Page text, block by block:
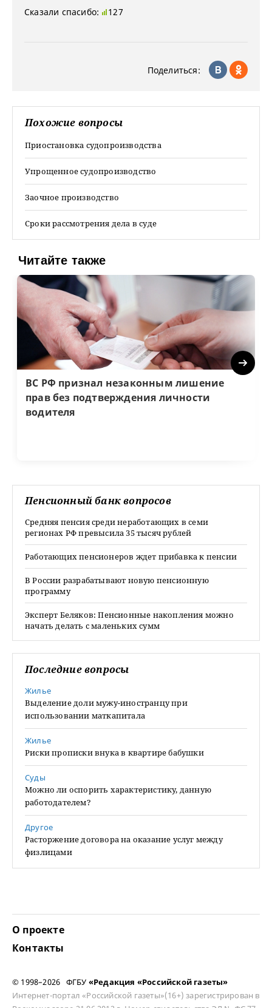
Сказали спасибо: 127
Поделиться:
Похожие вопросы
Приостановка судопроизводства
Упрощенное судопроизводство
Заочное производство
Сроки рассмотрения дела в суде
Читайте также
ВС РФ признал незаконным лишение
прав без подтверждения личности
водителя
Next
Пенсионный банк вопросов
Средняя пенсия среди неработающих в семи
регионах РФ превысила 35 тысяч рублей
Работающих пенсионеров ждет прибавка к пенсии
В России разрабатывают новую пенсионную
программу
Эксперт Беляков: Пенсионные накопления можно
начать делать с маленьких сумм
Последние вопросы
Жилье
Выделение доли мужу-иностранцу при
использовании маткапитала
Жилье
Риски прописки внука в квартире бабушки
Суды
Можно ли оспорить характеристику, данную
работодателем?
Другое
Расторжение договора на оказание услуг между
физлицами
О проекте
Контакты
© 1998–2026 ФГБУ «Редакция «Российской газеты»
Интернет-портал «Российской газеты»(16+) зарегистрирован в